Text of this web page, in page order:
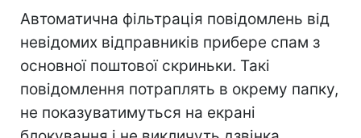
Автоматична фільтрація повідомлень від
невідомих відправників прибере спам з
основної поштової скриньки. Такі
повідомлення потраплять в окрему папку,
не показуватимуться на екрані